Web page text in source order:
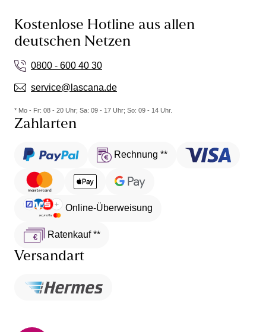
Kostenlose Hotline aus allen
deutschen Netzen
0800 - 600 40 30
service@lascana.de
* Mo - Fr: 08 - 20 Uhr; Sa: 09 - 17 Uhr; So: 09 - 14 Uhr.
Zahlarten
Rechnung **
Online-Überweisung
Ratenkauf **
Versandart